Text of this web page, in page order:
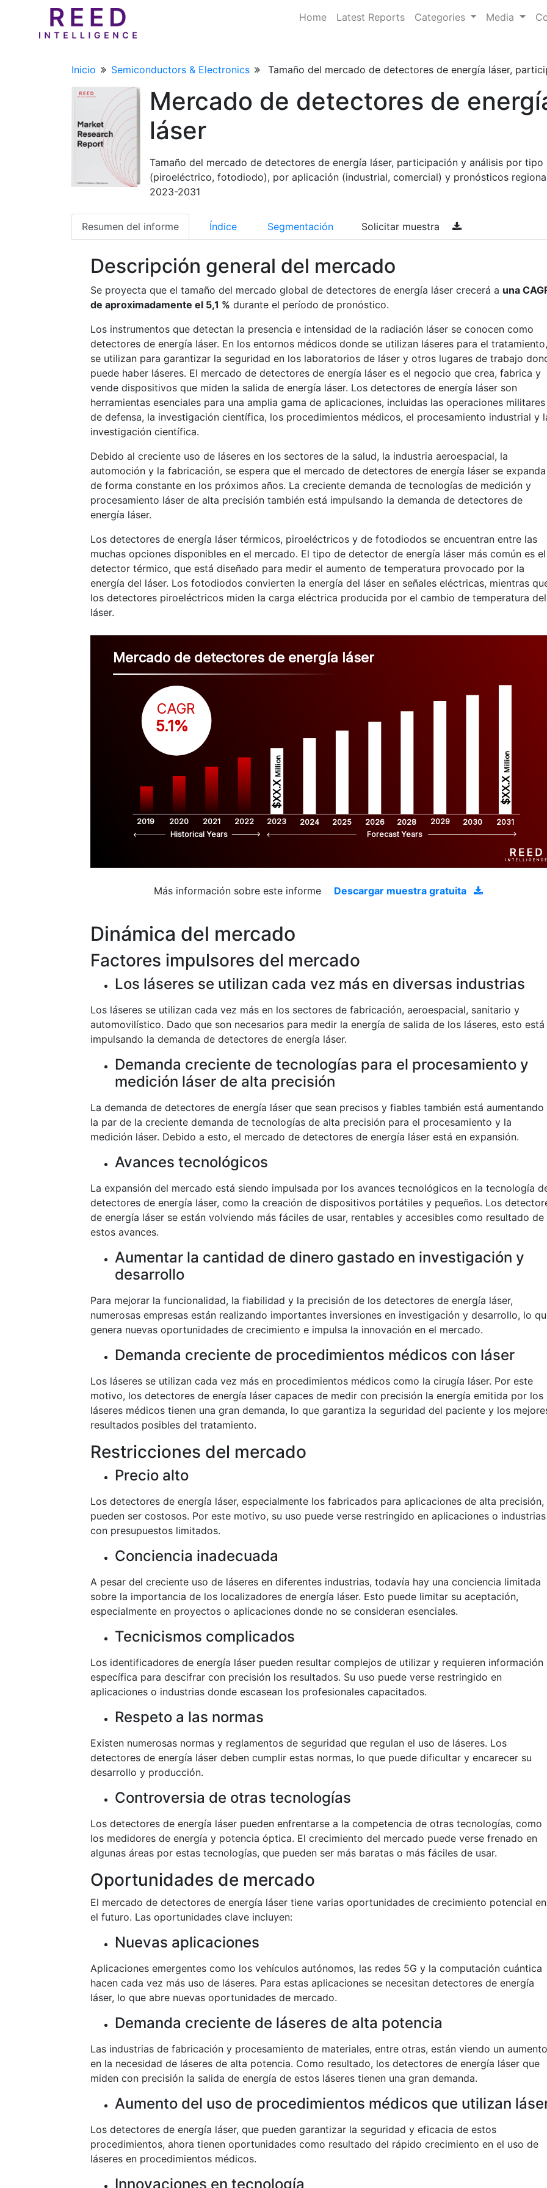
Home Latest Reports Categories Media
Inicio Semiconductors & Electronics Tamaño del mercado de detectores de energía láser,
Mercado de detectores de
láser
Tamaño del mercado de detectores de energía láser, participación y análisis por tipo
(piroeléctrico, fotodiodo), por aplicación (industrial, comercial) y pronósticos
2023-2031
Resumen del informe Índice Segmentación Solicitar muestra
Descripción general del mercado
Se proyecta que el tamaño del mercado global de detectores de energía láser crecerá a una
de aproximadamente el 5,1 % durante el período de pronóstico.
Los instrumentos que detectan la presencia e intensidad de la radiación láser se conocen como
detectores de energía láser. En los entornos médicos donde se utilizan láseres para el tratamiento,
se utilizan para garantizar la seguridad en los laboratorios de láser y otros lugares de trabajo
puede haber láseres. El mercado de detectores de energía láser es el negocio que crea, fabrica y
vende dispositivos que miden la salida de energía láser. Los detectores de energía láser son
herramientas esenciales para una amplia gama de aplicaciones, incluidas las operaciones
de defensa, la investigación científica, los procedimientos médicos, el procesamiento industrial y
investigación científica.
Debido al creciente uso de láseres en los sectores de la salud, la industria aeroespacial, la
automoción y la fabricación, se espera que el mercado de detectores de energía láser se expanda
de forma constante en los próximos años. La creciente demanda de tecnologías de medición y
procesamiento láser de alta precisión también está impulsando la demanda de detectores de
energía láser.
Los detectores de energía láser térmicos, piroeléctricos y de fotodiodos se encuentran entre las
muchas opciones disponibles en el mercado. El tipo de detector de energía láser más común es el
detector térmico, que está diseñado para medir el aumento de temperatura provocado por la
energía del láser. Los fotodiodos convierten la energía del láser en señales eléctricas, mientras
los detectores piroeléctricos miden la carga eléctrica producida por el cambio de temperatura del
láser.
Mercado de detectores de energía láser
2019 2020 2021 2022 2023 2024 2025 2026 2028 2029 2030 2031
$XX.X
Million
$XX.X
Million
CAGR
5.1%
Historical Years Forecast Years
Más información sobre este informe Descargar muestra gratuita
Dinámica del mercado
Factores impulsores del mercado
Los láseres se utilizan cada vez más en diversas industrias
Los láseres se utilizan cada vez más en los sectores de fabricación, aeroespacial, sanitario y
automovilístico. Dado que son necesarios para medir la energía de salida de los láseres, esto está
impulsando la demanda de detectores de energía láser.
Demanda creciente de tecnologías para el procesamiento y
medición láser de alta precisión
La demanda de detectores de energía láser que sean precisos y fiables también está aumentando
la par de la creciente demanda de tecnologías de alta precisión para el procesamiento y la
medición láser. Debido a esto, el mercado de detectores de energía láser está en expansión.
Avances tecnológicos
La expansión del mercado está siendo impulsada por los avances tecnológicos en la tecnología
detectores de energía láser, como la creación de dispositivos portátiles y pequeños. Los
de energía láser se están volviendo más fáciles de usar, rentables y accesibles como resultado de
estos avances.
Aumentar la cantidad de dinero gastado en investigación y
desarrollo
Para mejorar la funcionalidad, la fiabilidad y la precisión de los detectores de energía láser,
numerosas empresas están realizando importantes inversiones en investigación y desarrollo, lo
genera nuevas oportunidades de crecimiento e impulsa la innovación en el mercado.
Demanda creciente de procedimientos médicos con láser
Los láseres se utilizan cada vez más en procedimientos médicos como la cirugía láser. Por este
motivo, los detectores de energía láser capaces de medir con precisión la energía emitida por los
láseres médicos tienen una gran demanda, lo que garantiza la seguridad del paciente y los
resultados posibles del tratamiento.
Restricciones del mercado
Precio alto
Los detectores de energía láser, especialmente los fabricados para aplicaciones de alta precisión,
pueden ser costosos. Por este motivo, su uso puede verse restringido en aplicaciones o industrias
con presupuestos limitados.
Conciencia inadecuada
A pesar del creciente uso de láseres en diferentes industrias, todavía hay una conciencia limitada
sobre la importancia de los localizadores de energía láser. Esto puede limitar su aceptación,
especialmente en proyectos o aplicaciones donde no se consideran esenciales.
Tecnicismos complicados
Los identificadores de energía láser pueden resultar complejos de utilizar y requieren información
específica para descifrar con precisión los resultados. Su uso puede verse restringido en
aplicaciones o industrias donde escasean los profesionales capacitados.
Respeto a las normas
Existen numerosas normas y reglamentos de seguridad que regulan el uso de láseres. Los
detectores de energía láser deben cumplir estas normas, lo que puede dificultar y encarecer su
desarrollo y producción.
Controversia de otras tecnologías
Los detectores de energía láser pueden enfrentarse a la competencia de otras tecnologías, como
los medidores de energía y potencia óptica. El crecimiento del mercado puede verse frenado en
algunas áreas por estas tecnologías, que pueden ser más baratas o más fáciles de usar.
Oportunidades de mercado
El mercado de detectores de energía láser tiene varias oportunidades de crecimiento potencial en
el futuro. Las oportunidades clave incluyen:
Nuevas aplicaciones
Aplicaciones emergentes como los vehículos autónomos, las redes 5G y la computación cuántica
hacen cada vez más uso de láseres. Para estas aplicaciones se necesitan detectores de energía
láser, lo que abre nuevas oportunidades de mercado.
Demanda creciente de láseres de alta potencia
Las industrias de fabricación y procesamiento de materiales, entre otras, están viendo un aumento
en la necesidad de láseres de alta potencia. Como resultado, los detectores de energía láser que
miden con precisión la salida de energía de estos láseres tienen una gran demanda.
Aumento del uso de procedimientos médicos que utilizan
Los detectores de energía láser, que pueden garantizar la seguridad y eficacia de estos
procedimientos, ahora tienen oportunidades como resultado del rápido crecimiento en el uso de
láseres en procedimientos médicos.
Innovaciones en tecnología